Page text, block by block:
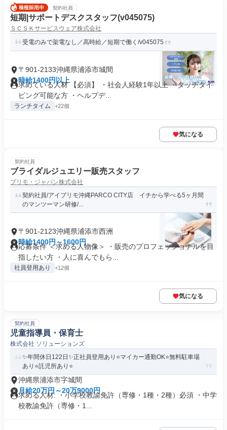
契約社員
短期|サポートデスクスタッフ(v045075)
ＳＣＳＫサービスウェア株式会社
受電のみで架電なし／高時給／短期で働く/v045075
〒901-2133沖縄県浦添市城間
時給1400円以上
求めている人材 【必須】 ・社会人経験1年以上 ・タッチタイ
ピング可能な方 ・ヘルプデ...
ランチタイム +22個
気になる
契約社員
ブライダルジュエリー販売スタッフ
プリモ・ジャパン株式会社
契約社員/アイプリモ沖縄PARCO CITY店 イチから学べる5ヶ月間
のマンツーマン研修/...
〒901-2123沖縄県浦添市西洲
時給1400円～1600円
応募条件 ＜求める⼈物像＞ ・販売のプロフェッショナルを⽬
指したい⽅ ・⼈に喜んでもら...
社員登用あり +12個
気になる
契約社員
児童指導員・保育士
株式会社 ソリューションズ
✨年間休日122日✨正社員登用あり⭐マイカー通勤OK⭐無料駐車場
あり⭐託児所あり⭐
沖縄県浦添市字城間
月給20万円～20万9000円
求める人材: ・小学校教諭免許（専修・1種・2種）必須 ・中学
校教諭免許（専修・1...